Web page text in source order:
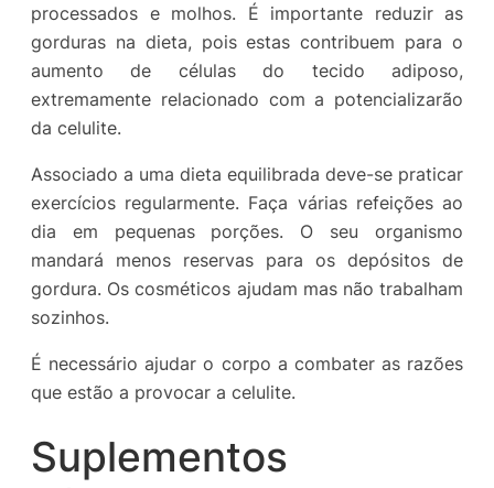
processados e molhos. É importante reduzir as
gorduras na dieta, pois estas contribuem para o
aumento de células do tecido adiposo,
extremamente relacionado com a potencializarão
da celulite.
Associado a uma dieta equilibrada deve-se praticar
exercícios regularmente. Faça várias refeições ao
dia em pequenas porções. O seu organismo
mandará menos reservas para os depósitos de
gordura. Os cosméticos ajudam mas não trabalham
sozinhos.
É necessário ajudar o corpo a combater as razões
que estão a provocar a celulite.
Suplementos